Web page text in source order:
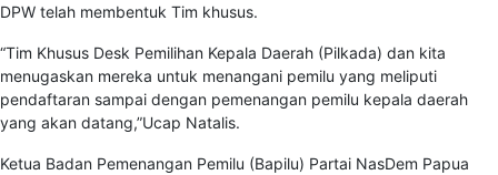
DPW telah membentuk Tim khusus.
“Tim Khusus Desk Pemilihan Kepala Daerah (Pilkada) dan kita
menugaskan mereka untuk menangani pemilu yang meliputi
pendaftaran sampai dengan pemenangan pemilu kepala daerah
yang akan datang,”Ucap Natalis.
Ketua Badan Pemenangan Pemilu (Bapilu) Partai NasDem Papua